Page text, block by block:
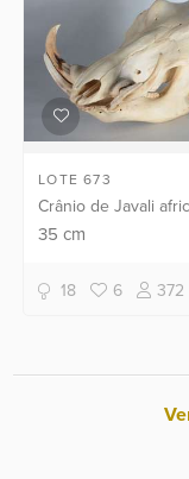
LOTE 673
Crânio de Javali
35cm
18 6 372